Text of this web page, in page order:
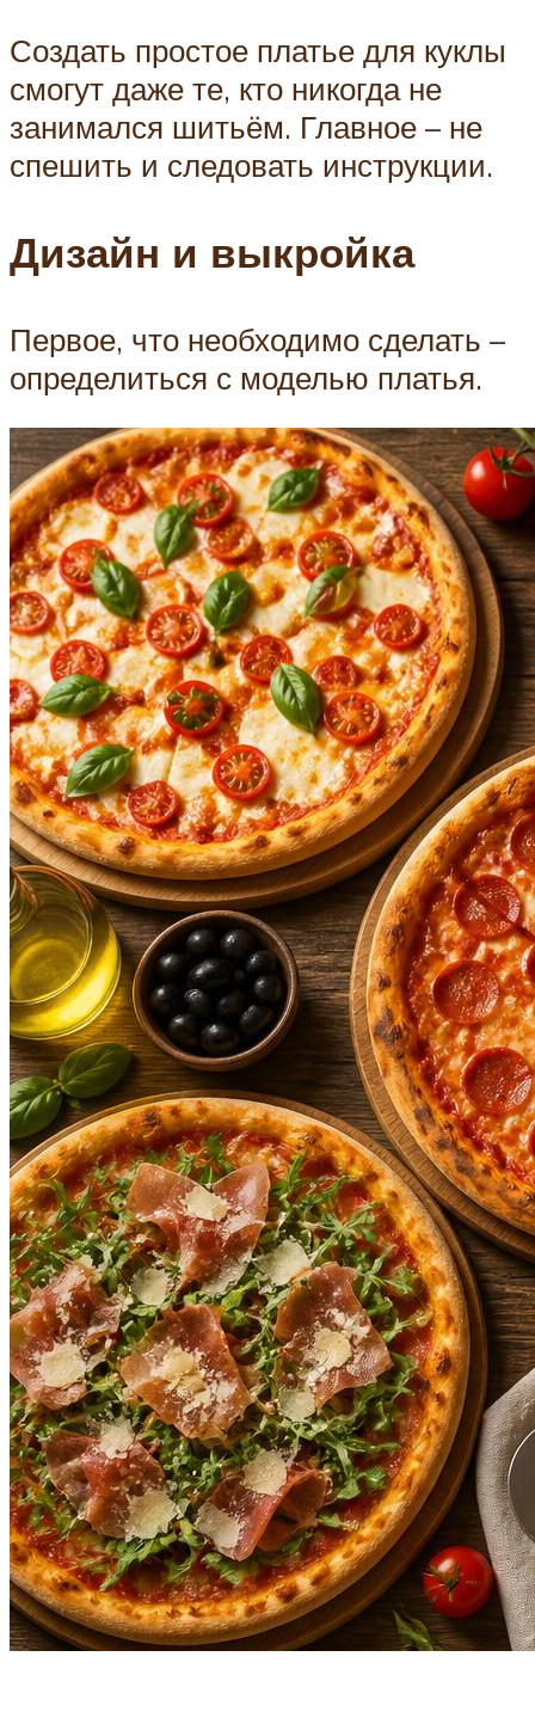
Создать простое платье для куклы
смогут даже те, кто никогда не
занимался шитьём. Главное – не
спешить и следовать инструкции.
Дизайн и выкройка
Первое, что необходимо сделать –
определиться с моделью платья.